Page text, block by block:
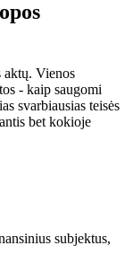
Vienos
- kaip saugomi
svarbiausias teisės
bet kokioje
subjektus,